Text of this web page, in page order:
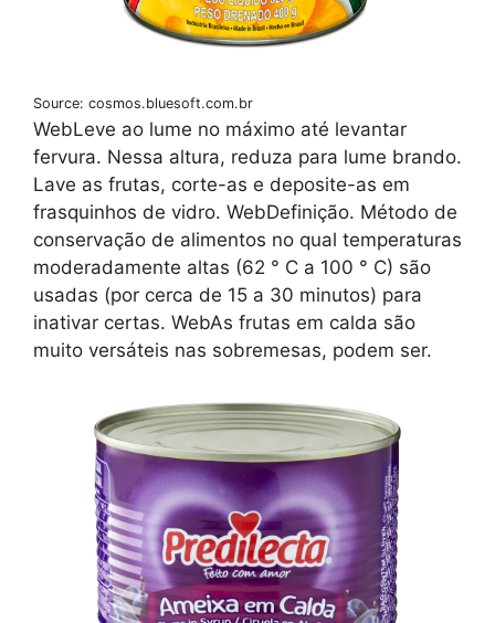
Source: cosmos.bluesoft.com.br
WebLeve ao lume no máximo até levantar
fervura. Nessa altura, reduza para lume brando.
Lave as frutas, corte-as e deposite-as em
frasquinhos de vidro. WebDefinição. Método de
conservação de alimentos no qual temperaturas
moderadamente altas (62 ° C a 100 ° C) são
usadas (por cerca de 15 a 30 minutos) para
inativar certas. WebAs frutas em calda são
muito versáteis nas sobremesas, podem ser.